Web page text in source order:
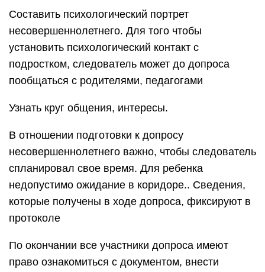
Составить психологический портрет
несовершеннолетнего. Для того чтобы
установить психологический контакт с
подростком, следователь может до допроса
пообщаться с родителями, педагогами
Узнать круг общения, интересы.
В отношении подготовки к допросу
несовершеннолетнего важно, чтобы следователь
спланировал свое время. Для ребенка
недопустимо ожидание в коридоре.. Сведения,
которые получены в ходе допроса, фиксируют в
протоколе
По окончании все участники допроса имеют
право ознакомиться с документом, внести